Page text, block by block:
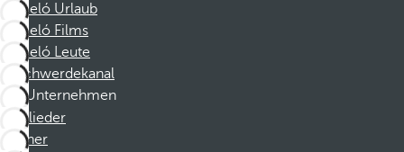
Barceló Urlaub
Barceló Films
Barceló Leute
Beschwerdekanal
Unternehmen
Mitglieder
Partner